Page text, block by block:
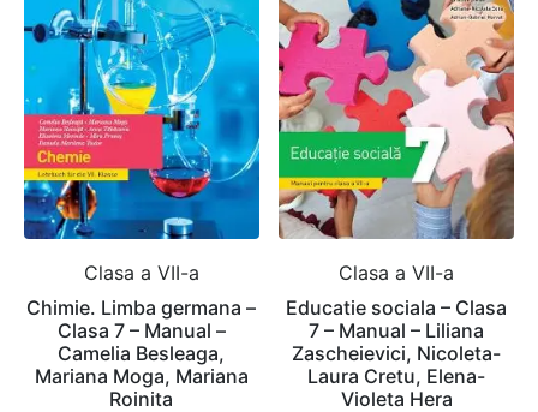
Clasa a VII-a
Chimie. Limba germana –
Clasa 7 – Manual –
Camelia Besleaga,
Mariana Moga, Mariana
Roinita
Clasa a VII-a
Educatie sociala – Clasa
7 – Manual – Liliana
Zascheievici, Nicoleta-
Laura Cretu, Elena-
Violeta Hera